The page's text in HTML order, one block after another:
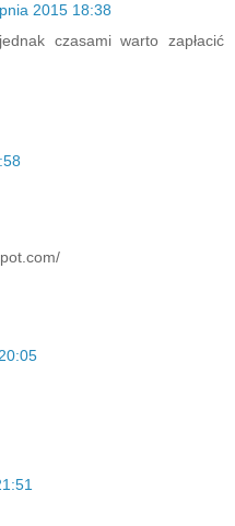
2015 18:38
czasami warto zapłacić